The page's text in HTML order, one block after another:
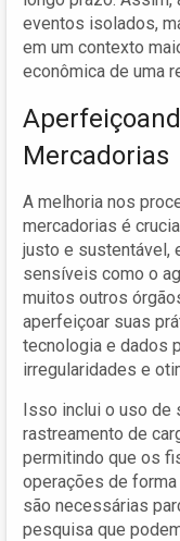
eventos isolados,
em um contexto
econômica de uma
Mercadorias
A melhoria nos
mercadorias é
justo e sustentável,
sensíveis como o
muitos outros
aperfeiçoar suas
tecnologia e dados
irregularidades e
Isso inclui o uso de
rastreamento de
permitindo que os
operações de
são necessárias
pesquisa que